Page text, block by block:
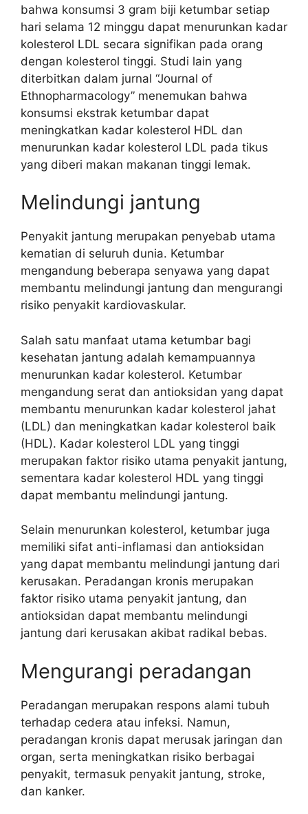
bahwa konsumsi 3 gram biji ketumbar setiap
hari selama 12 minggu dapat menurunkan kadar
kolesterol LDL secara signifikan pada orang
dengan kolesterol tinggi. Studi lain yang
diterbitkan dalam jurnal “Journal of
Ethnopharmacology” menemukan bahwa
konsumsi ekstrak ketumbar dapat
meningkatkan kadar kolesterol HDL dan
menurunkan kadar kolesterol LDL pada tikus
yang diberi makan makanan tinggi lemak.
Melindungi jantung
Penyakit jantung merupakan penyebab utama
kematian di seluruh dunia. Ketumbar
mengandung beberapa senyawa yang dapat
membantu melindungi jantung dan mengurangi
risiko penyakit kardiovaskular.
Salah satu manfaat utama ketumbar bagi
kesehatan jantung adalah kemampuannya
menurunkan kadar kolesterol. Ketumbar
mengandung serat dan antioksidan yang dapat
membantu menurunkan kadar kolesterol jahat
(LDL) dan meningkatkan kadar kolesterol baik
(HDL). Kadar kolesterol LDL yang tinggi
merupakan faktor risiko utama penyakit jantung,
sementara kadar kolesterol HDL yang tinggi
dapat membantu melindungi jantung.
Selain menurunkan kolesterol, ketumbar juga
memiliki sifat anti-inflamasi dan antioksidan
yang dapat membantu melindungi jantung dari
kerusakan. Peradangan kronis merupakan
faktor risiko utama penyakit jantung, dan
antioksidan dapat membantu melindungi
jantung dari kerusakan akibat radikal bebas.
Mengurangi peradangan
Peradangan merupakan respons alami tubuh
terhadap cedera atau infeksi. Namun,
peradangan kronis dapat merusak jaringan dan
organ, serta meningkatkan risiko berbagai
penyakit, termasuk penyakit jantung, stroke,
dan kanker.